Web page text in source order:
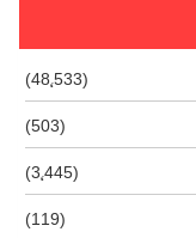
(48٬533)
(503)
(3٬445)
(119)